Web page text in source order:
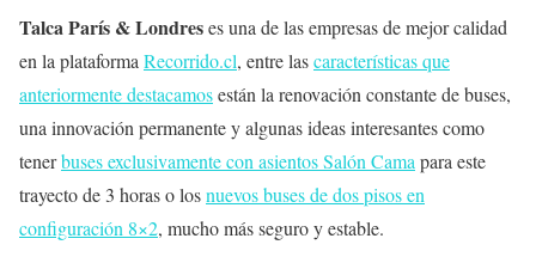
Talca París & Londreses una de las empresas de mejor calidad
en la plataforma Recorrido.cl, entre lascaracterísticas que
anteriormente destacamosestán la renovación constante de buses,
una innovación permanente y algunas ideas interesantes como
tenerbuses exclusivamente con asientos Salón Cama para este
trayecto de 3 horas o losnuevos buses de dos pisos en
configuración 8×2, mucho más seguro y estable.